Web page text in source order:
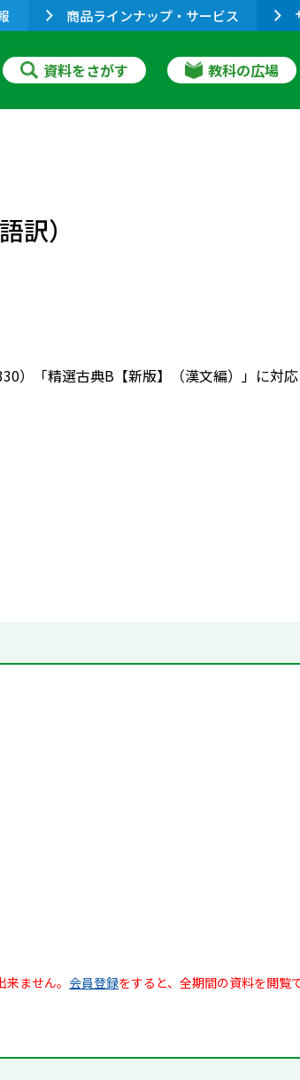
商品ラインナップ・サービス
資料をさがす 教科の広場
）
）「精選古典B【新版】（漢文編）」に対
ません。 会員登録をすると、全期間の資料を閲覧